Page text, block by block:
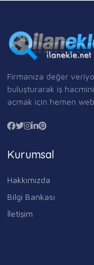
Firmanıza değer
buluşturarak iş
açmak için hemen
Kurumsal
Hakkımızda
Bilgi Bankası
İletişim